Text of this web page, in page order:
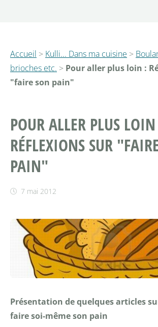
Accueil > Kulli... Dans ma cuisine >
brioches etc. > Pour aller plus loin :
"faire son pain"
POUR ALLER PLUS
RÉFLEXIONS SUR
PAIN"
7 mai 2012
Présentation de quelques articles
faire soi-même son pain